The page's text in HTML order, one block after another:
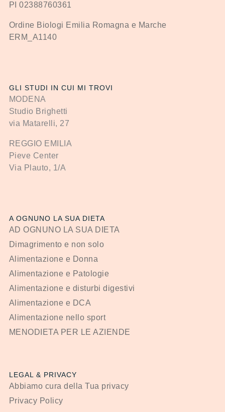
PI 02388760361
Ordine Biologi Emilia Romagna e Marche
ERM_A1140
GLI STUDI IN CUI MI TROVI
MODENA
Studio Brighetti
via Matarelli, 27
REGGIO EMILIA
Pieve Center
Via Plauto, 1/A
A OGNUNO LA SUA DIETA
AD OGNUNO LA SUA DIETA
Dimagrimento e non solo
Alimentazione e Donna
Alimentazione e Patologie
Alimentazione e disturbi digestivi
Alimentazione e DCA
Alimentazione nello sport
MENODIETA PER LE AZIENDE
LEGAL & PRIVACY
Abbiamo cura della Tua privacy
Privacy Policy